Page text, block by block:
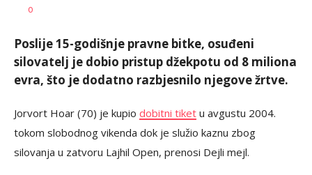
AUTOR
0
Poslije 15-godišnje pravne bitke, osuđeni
silovatelj je dobio pristup džekpotu od 8 miliona
evra, što je dodatno razbjesnilo njegove žrtve.
Jorvort Hoar (70) je kupio dobitni tiket u avgustu 2004.
tokom slobodnog vikenda dok je služio kaznu zbog
silovanja u zatvoru Lajhil Open, prenosi Dejli mejl.